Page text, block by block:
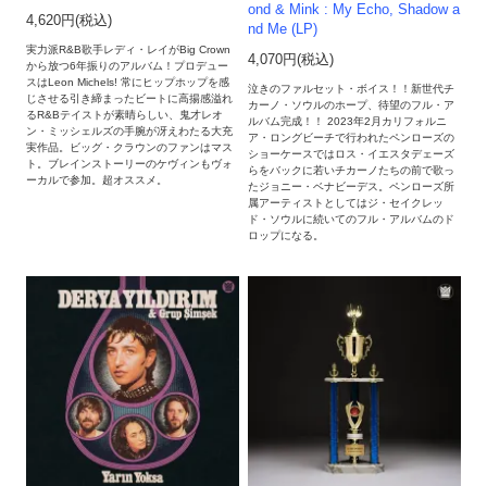
4,620円(税込)
実力派R&B歌手レディ・レイがBig Crown
から放つ6年振りのアルバム！プロデュー
スはLeon Michels! 常にヒップホップを感
じさせる引き締まったビートに高揚感溢れ
るR&Bテイストが素晴らしい、鬼才レオ
ン・ミッシェルズの手腕が冴えわたる大充
実作品。ビッグ・クラウンのファンはマス
ト。ブレインストーリーのケヴィンもヴォ
ーカルで参加。超オススメ。
ond & Mink : My Echo, Shadow a
nd Me (LP)
4,070円(税込)
泣きのファルセット・ボイス！！新世代チ
カーノ・ソウルのホープ、待望のフル・ア
ルバム完成！！ 2023年2月カリフォルニ
ア・ロングビーチで行われたペンローズの
ショーケースではロス・イエスタデェーズ
らをバックに若いチカーノたちの前で歌っ
たジョニー・ベナビーデス。ペンローズ所
属アーティストとしてはジ・セイクレッ
ド・ソウルに続いてのフル・アルバムのド
ロップになる。